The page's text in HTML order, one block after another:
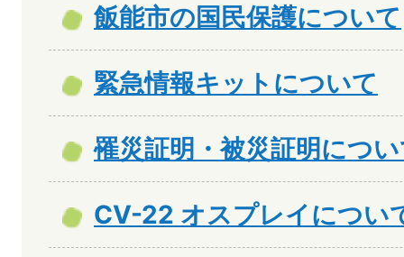
飯能市の国民保護について
緊急情報キットについて
罹災証明・被災証明につ
CV-22 オスプレイについ